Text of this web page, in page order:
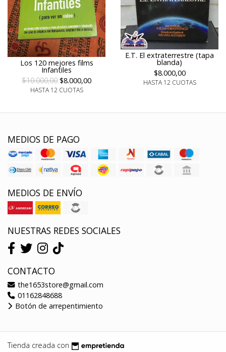
Los 120 mejores films
Infantiles
$10.000,00 $8.000,00
HASTA 12 CUOTAS
E.T. El extraterrestre (tapa
blanda)
$8.000,00
HASTA 12 CUOTAS
MEDIOS DE PAGO
MEDIOS DE ENVÍO
NUESTRAS REDES SOCIALES
CONTACTO
the1653store@gmail.com
01162848688
Botón de arrepentimiento
Tienda creada con